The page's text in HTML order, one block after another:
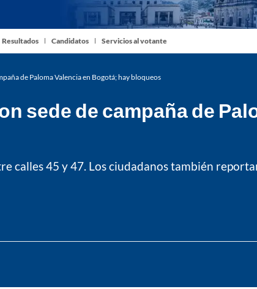
Resultados Candidatos Servicios al votante
de Paloma Valencia en Bogotá; hay bloqueos
sede de campaña de
calles 45 y 47. Los ciudadanos también